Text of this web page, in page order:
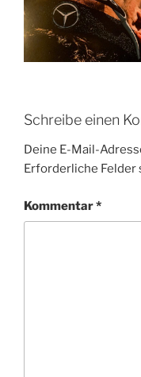
Schreibe einen
Deine E-Mail-
Erforderliche Felder
Kommentar*